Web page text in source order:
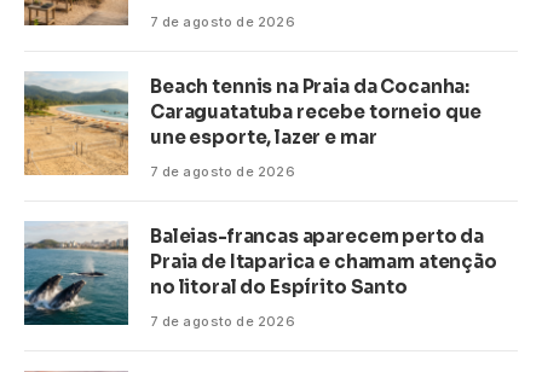
7 de agosto de 2026
Beach tennis na Praia da Cocanha:
Caraguatatuba recebe torneio que
une esporte, lazer e mar
7 de agosto de 2026
Baleias-francas aparecem perto da
Praia de Itaparica e chamam atenção
no litoral do Espírito Santo
7 de agosto de 2026